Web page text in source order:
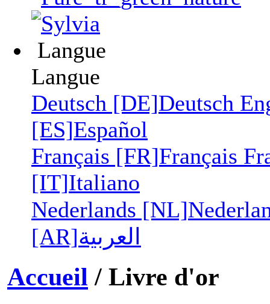
Langue
Langue
Deutsch [DE]Deutsch
[ES]Español
Français [FR]Français
[IT]Italiano
Nederlands [NL]
[AR]العربية
Accueil / Livre d'or